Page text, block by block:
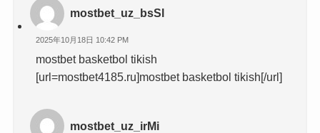
mostbet_uz_bsSl
2025年10月18日 10:42 PM
mostbet basketbol tikish
[url=mostbet4185.ru]mostbet basketbol tikish[/url]
mostbet_uz_irMi